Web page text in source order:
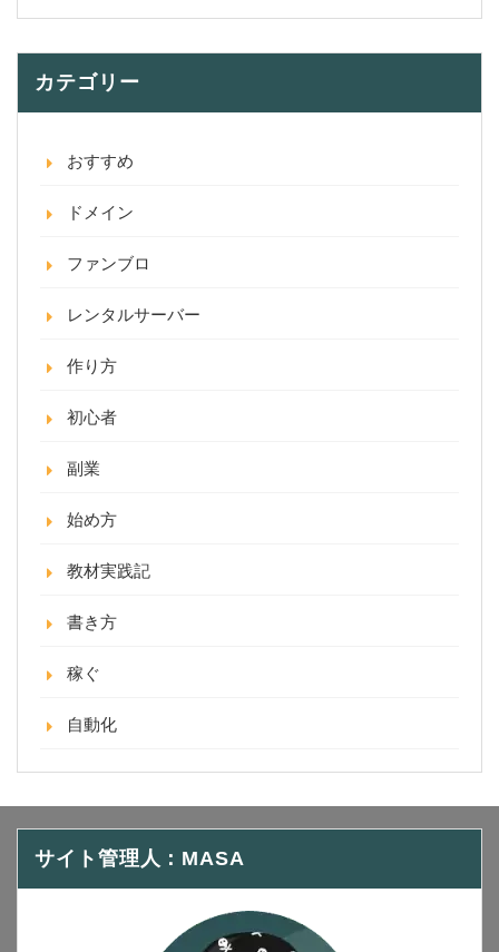
カテゴリー
おすすめ
ドメイン
ファンブロ
レンタルサーバー
作り方
初心者
副業
始め方
教材実践記
書き方
稼ぐ
自動化
サイト管理人：MASA